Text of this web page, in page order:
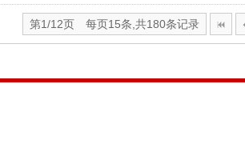
第1/12页 每页15条,共180条记录